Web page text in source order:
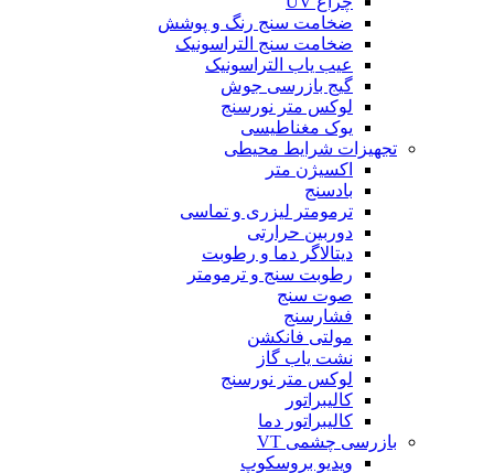
ضخامت سنج رنگ و پوشش
ضخامت سنج التراسونیک
عیب یاب التراسونیک
گیج بازرسی جوش
لوکس متر نورسنج
یوک مغناطیسی
تجهیزات شرایط محیطی
اکسیژن متر
بادسنج
ترمومتر لیزری و تماسی
دوربین حرارتی
دیتالاگر دما و رطوبت
رطوبت سنج و ترمومتر
صوت سنج
فشارسنج
مولتی فانکشن
نشت یاب گاز
لوکس متر نورسنج
کالیبراتور
کالیبراتور دما
بازرسی چشمی VT
ویدیو بروسکوپ